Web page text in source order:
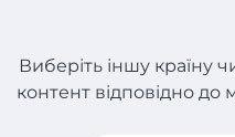
Реєстрація
Виберіть іншу країну
контент відповідно